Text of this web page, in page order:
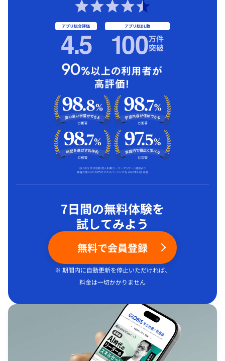
アプリ総合評価
4.5 アプリ総DL数
100万件
突破
7日間の無料体験を
試してみよう
無料で会員登録
※ 期間内に自動更新を停止いただければ、
料金は一切かかりません